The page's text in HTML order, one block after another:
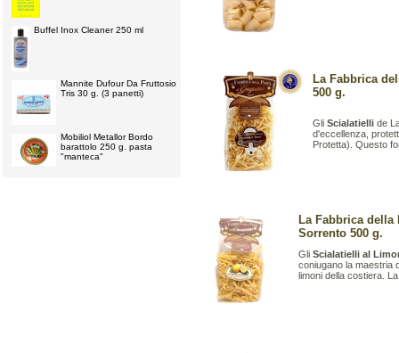
Buffel Inox Cleaner 250 ml
Mannite Dufour Da Fruttosio
Tris 30 g. (3 panetti)
Mobiliol Metallor Bordo
barattolo 250 g. pasta
"manteca"
La Fabbrica
500 g.
Gli Scialatielli de
d'eccellenza,
Protetta). Questo
La Fabbrica
Sorrento 500 g.
Gli Scialatielli al
coniugano la maestria
limoni della costiera.